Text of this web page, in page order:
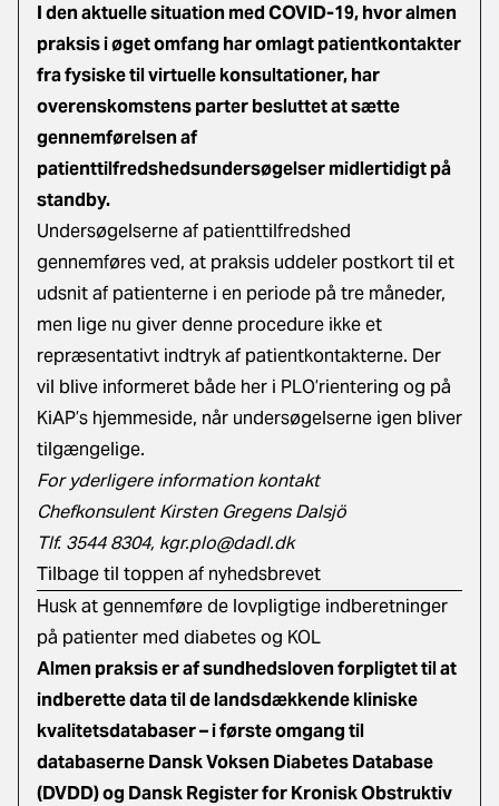
I den aktuelle situation med COVID-19, hvor almen
praksis i øget omfang har omlagt patientkontakter
fra fysiske til virtuelle konsultationer, har
overenskomstens parter besluttet at sætte
gennemførelsen af
patienttilfredshedsundersøgelser midlertidigt på
standby.
Undersøgelserne af patienttilfredshed
gennemføres ved, at praksis uddeler postkort til et
udsnit af patienterne i en periode på tre måneder,
men lige nu giver denne procedure ikke et
repræsentativt indtryk af patientkontakterne. Der
vil blive informeret både her i PLO’rientering og på
KiAP’s hjemmeside, når undersøgelserne igen bliver
tilgængelige.
For yderligere information kontakt
Chefkonsulent Kirsten Gregens Dalsjö
Tlf. 3544 8304, kgr.plo@dadl.dk
Tilbage til toppen af nyhedsbrevet
Husk at gennemføre de lovpligtige indberetninger
på patienter med diabetes og KOL
Almen praksis er af sundhedsloven forpligtet til at
indberette data til de landsdækkende kliniske
kvalitetsdatabaser – i første omgang til
databaserne Dansk Voksen Diabetes Database
(DVDD) og Dansk Register for Kronisk Obstruktiv